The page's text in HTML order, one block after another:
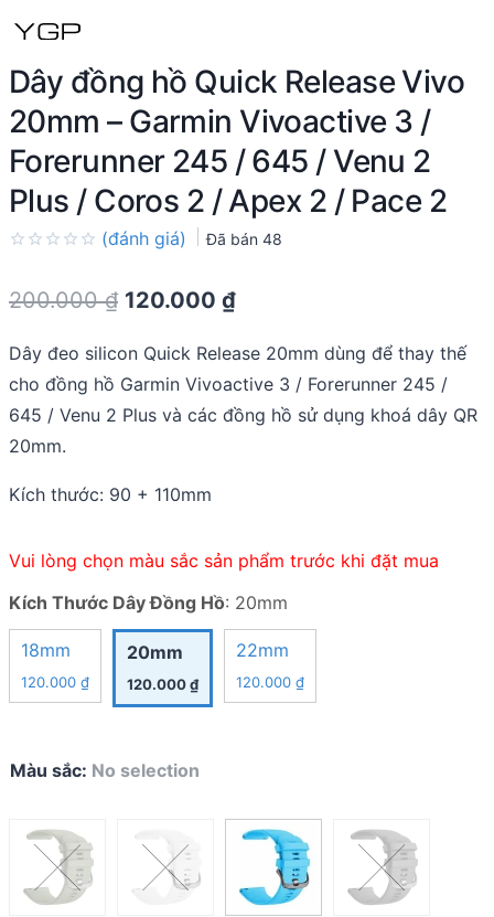
Dây đồng hồ Quick Release Vivo
20mm – Garmin Vivoactive 3 /
Forerunner 245 / 645 / Venu 2
Plus / Coros 2 / Apex 2 / Pace 2
out
(đánh giá) Đã bán 48
200.000₫ Original
was:
200.000 ₫.
120.000 ₫Current
is:
120.000 ₫.
Dây đeo silicon Quick Release 20mm dùng để thay thế
cho đồng hồ Garmin Vivoactive 3 / Forerunner 245 /
645 / Venu 2 Plus và các đồng hồ sử dụng khoá dây QR
20mm.
Kích thước: 90 + 110mm
Vui lòng chọn màu sắc sản phẩm trước khi đặt mua
Kích Thước Dây Đồng Hồ: 20mm
18mm
120.000 ₫
20mm
120.000₫
22mm
120.000 ₫
Màu sắc: No selection